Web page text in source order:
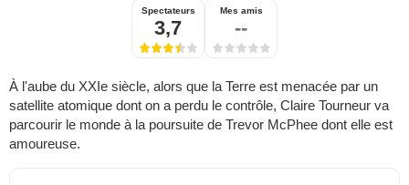
Spectateurs
3,7
Mes amis
--
À l'aube du XXIe siècle, alors que la Terre est menacée par un
satellite atomique dont on a perdu le contrôle, Claire Tourneur va
parcourir le monde à la poursuite de Trevor McPhee dont elle est
amoureuse.